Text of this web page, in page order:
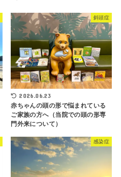
斜頭症
2026.06.23
赤ちゃんの頭の形で悩まれている
ご家族の方へ（当院での頭の形専
門外来について）
感染症